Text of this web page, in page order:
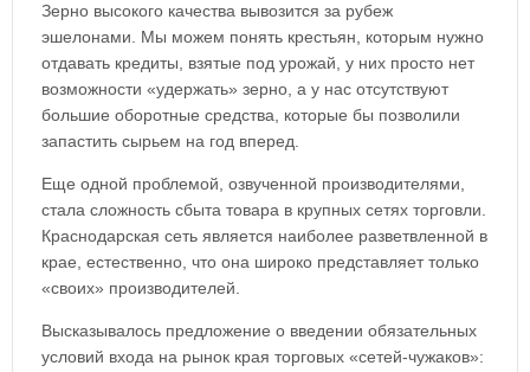
Зерно высокого качества вывозится за рубеж
эшелонами. Мы можем понять крестьян, которым нужно
отдавать кредиты, взятые под урожай, у них просто нет
возможности «удержать» зерно, а у нас отсутствуют
большие оборотные средства, которые бы позволили
запастить сырьем на год вперед.
Еще одной проблемой, озвученной производителями,
стала сложность сбыта товара в крупных сетях торговли.
Краснодарская сеть является наиболее разветвленной в
крае, естественно, что она широко представляет только
«своих» производителей.
Высказывалось предложение о введении обязательных
условий входа на рынок края торговых «сетей-чужаков»: